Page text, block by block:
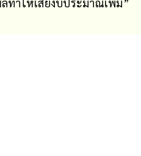
ทำให้เสียงบประมาณเพิ่ม”